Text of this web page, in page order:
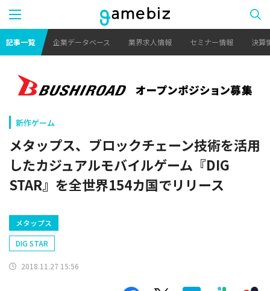
記事一覧 企業データベース 業界求人情報 セミナー情報 決算
新作ゲーム
メタップス、ブロックチェーン技術を活用
したカジュアルモバイルゲーム『DIG
STAR』を全世界154カ国でリリース
メタップス
DIG STAR
2018.11.27 15:56